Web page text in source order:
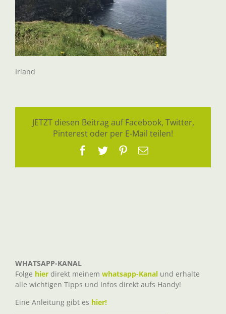
Irland
JETZT diesen Beitrag auf Facebook, Twitter,
Pinterest oder per E-Mail teilen!
Facebook
TwitterPinterest
E-
WHATSAPP-KANAL
Folge hier direkt meinem whatsapp-Kanal und erhalte
alle wichtigen Tipps und Infos direkt aufs Handy!
Eine Anleitung gibt es hier!